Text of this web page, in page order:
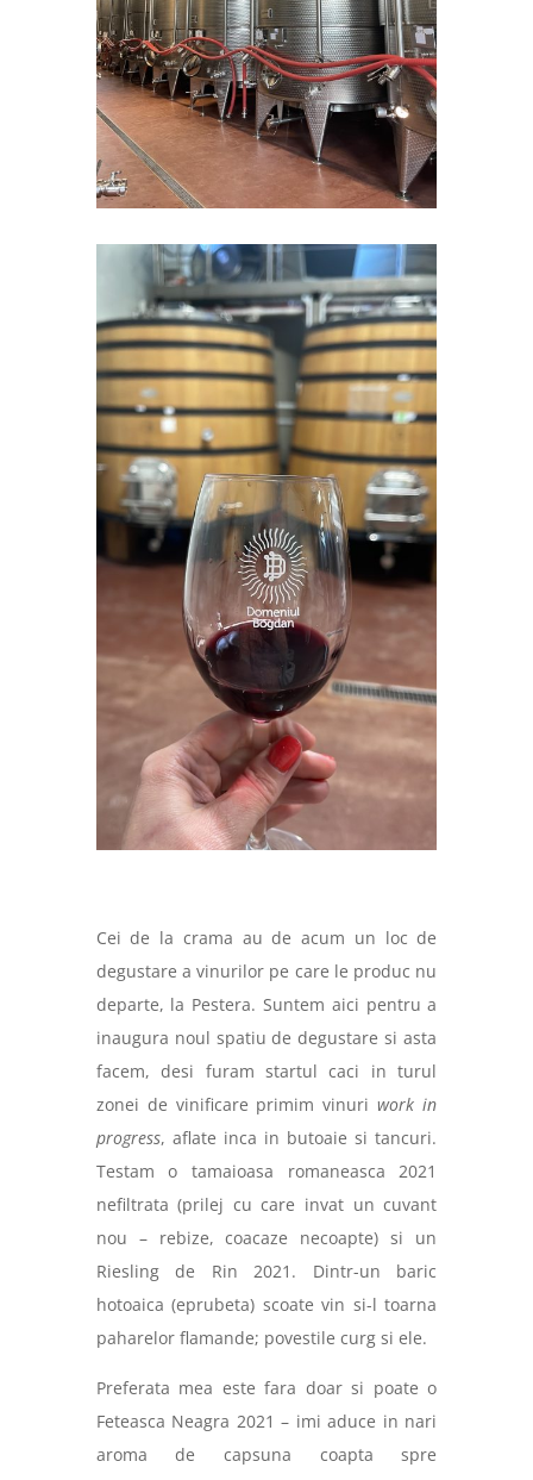
Cei de la crama au de acum un loc de
degustare a vinurilor pe care le produc nu
departe, la Pestera. Suntem aici pentru a
inaugura noul spatiu de degustare si asta
facem, desi furam startul caci in turul
zonei de vinificare primim vinuriwork in
progress, aflate inca in butoaie si tancuri.
Testam o tamaioasa romaneasca 2021
nefiltrata (prilej cu care invat un cuvant
nou – rebize, coacaze necoapte) si un
Riesling de Rin 2021. Dintr-un baric
hotoaica (eprubeta) scoate vin si-l toarna
paharelor flamande; povestile curg si ele.
Preferata mea este fara doar si poate o
Feteasca Neagra 2021 – imi aduce in nari
aroma de capsuna coapta spre